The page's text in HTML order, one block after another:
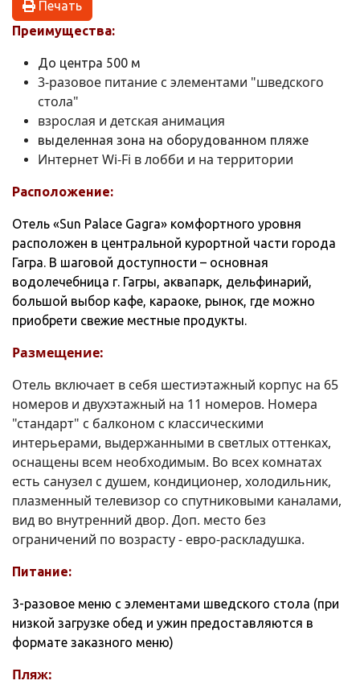
Печать
Преимущества:
До центра 500 м
3-разовое питание с элементами "шведского
стола"
взрослая и детская анимация
выделенная зона на оборудованном пляже
Интернет Wi-Fi в лобби и на территории
Расположение:
Отель «Sun Palace Gagra» комфортного уровня
расположен в центральной курортной части города
Гагра. В шаговой доступности – основная
водолечебница г. Гагры, аквапарк, дельфинарий,
большой выбор кафе, караоке, рынок, где можно
приобрети свежие местные продукты.
Размещение:
Отель включает в себя шестиэтажный корпус на 65
номеров и двухэтажный на 11 номеров. Номера
"стандарт" с балконом с классическими
интерьерами, выдержанными в светлых оттенках,
оснащены всем необходимым. Во всех комнатах
есть санузел с душем, кондиционер, холодильник,
плазменный телевизор со спутниковыми каналами,
вид во внутренний двор. Доп. место без
ограничений по возрасту - евро-раскладушка.
Питание:
3-разовое меню с элементами шведского стола (при
низкой загрузке обед и ужин предоставляются в
формате заказного меню)
Пляж: